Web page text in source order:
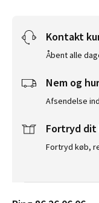
Kontakt
Åbent alle
Nem og
Afsendelse
Fortryd dit
Fortryd køb,